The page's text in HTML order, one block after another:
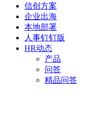
信创方案
企业出海
本地部署
人事钉钉版
HR动态
产品
问答
精品问答